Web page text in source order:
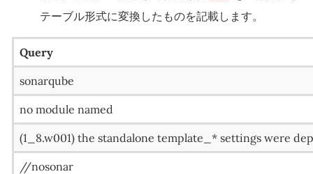
テーブル形式に変換したものを記載します。
Query
sonarqube
no module named
(1_8.w001) the standalone template_* settings were
//nosonar